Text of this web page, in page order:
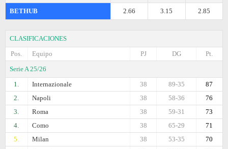
BETHUB 2.85
3.15
2.66
CLASIFICACIONES
Pos.
Equipo Pt.
DG
PJ
Serie A 25/26
1.
Internazionale 87
89-35
38
2.
Napoli 76
58-36
38
3.
Roma 73
59-31
38
4.
Como 71
65-29
38
5.
Milan 70
53-35
38